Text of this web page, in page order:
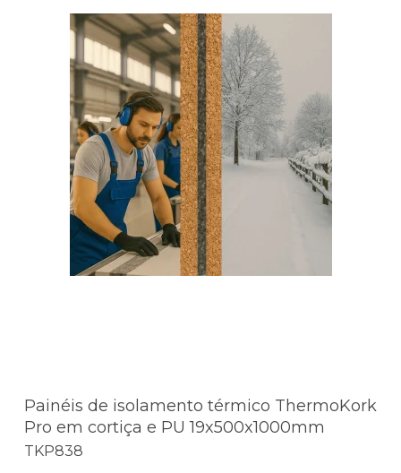
Painéis de isolamento térmico ThermoKork
Pro em cortiça e PU 19x500x1000mm
TKP838